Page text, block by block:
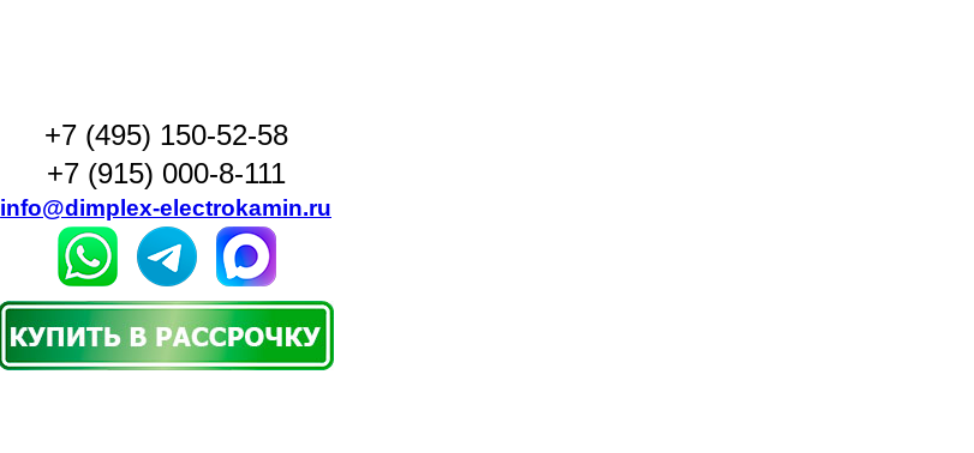
+7 (495) 150-52-58
+7 (915) 000-8-111
info@dimplex-electrokamin.ru